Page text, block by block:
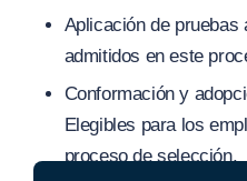
Aplicación de pruebas
admitidos en este
Conformación y
Elegibles para los
proceso de selección.